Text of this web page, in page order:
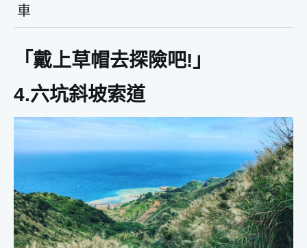
車
「戴上草帽去探險吧!」
4.六坑斜坡索道